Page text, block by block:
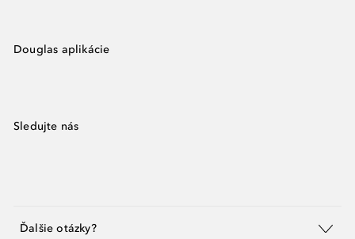
Douglas aplikácie
Sledujte nás
Ďalšie otázky?